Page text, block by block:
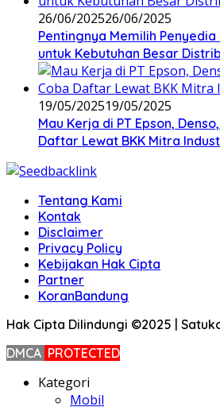
26/06/202526/06/2025
Pentingnya Memilih
untuk Kebutuhan Besar
19/05/202519/05/2025
Mau Kerja di PT Epson,
Daftar Lewat BKK Mitra
Tentang Kami
Kontak
Disclaimer
Privacy Policy
Kebijakan Hak Cipta
Partner
KoranBandung
Hak Cipta Dilindungi ©2025 |
DMCA PROTECTED
Kategori
Mobil